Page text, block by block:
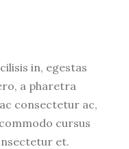
in, egestas
a pharetra
consectetur ac,
cursus
et.